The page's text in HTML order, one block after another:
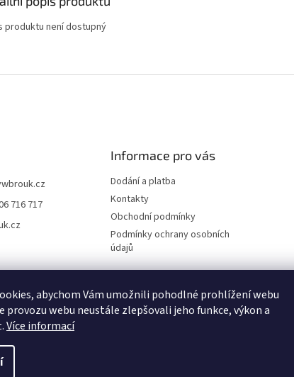
abychom Vám umožnili pohodlné prohlížení webu
provozu webu neustále zlepšovali jeho funkce, výkon a
Více informací
produktu není dostupný
716 717
Informace pro vás
Dodání a platba
Kontakty
Obchodní podmínky
Podmínky ochrany osobních
údajů